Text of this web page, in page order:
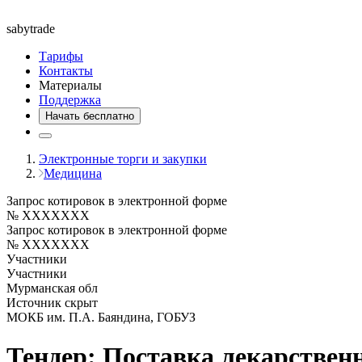
sabytrade
Тарифы
Контакты
Материалы
Поддержка
Начать бесплатно
Электронные торги и закупки
Медицина
Запрос котировок в электронной форме
№ XXXXXXX
Запрос котировок в электронной форме
№ XXXXXXX
Участники
Участники
Мурманская обл
Источник скрыт
МОКБ им. П.А. Баяндина, ГОБУЗ